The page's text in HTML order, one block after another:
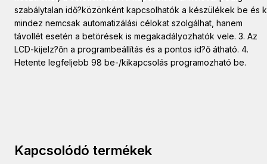
szabálytalan idő?közönként kapcsolhatók a készülékek be és
mindez nemcsak automatizálási célokat szolgálhat, hanem
távollét esetén a betörések is megakadályozhatók vele. 3. Az
LCD-kijelz?őn a programbeállítás és a pontos id?ő átható. 4.
Hetente legfeljebb 98 be-/kikapcsolás programozható be.
Kapcsolódó termékek